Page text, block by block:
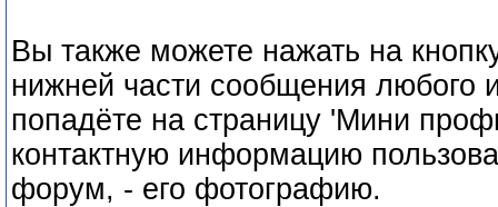
Вы также можете нажать на
нижней части сообщения любого
попадёте на страницу 'Мини
контактную информацию
форум, - его фотографию.